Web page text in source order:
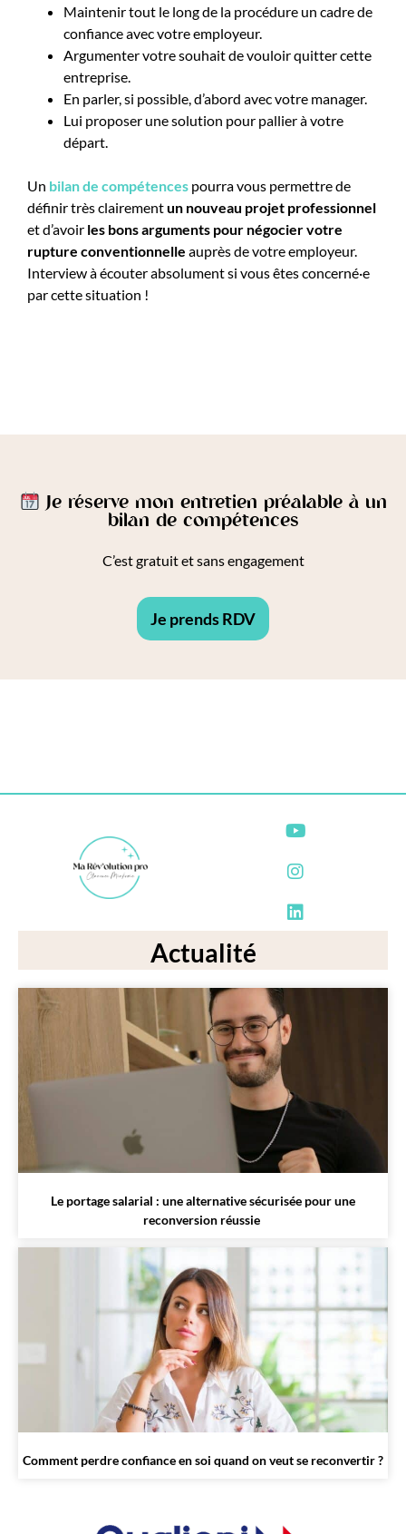
Maintenir tout le long de la procédure un cadre de
confiance avec votre employeur.
Argumenter votre souhait de vouloir quitter cette
entreprise.
En parler, si possible, d’abord avec votre manager.
Lui proposer une solution pour pallier à votre
départ.
Un bilan de compétences pourra vous permettre de
définir très clairementun nouveau projet professionnel
et d’avoir les bons arguments pour négocier votre
rupture conventionnelle auprès de votre employeur.
Interview à écouter absolument si vous êtes concerné·e
par cette situation !
Je réserve mon entretien préalable à un
bilan de compétences
C’est gratuit et sans engagement
Je prends RDV
Actualité
Le portage salarial : une alternative sécurisée pour une
reconversion réussie
Comment perdre confiance en soi quand on veut se reconvertir ?